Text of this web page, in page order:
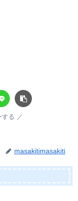
する
masakitimasakiti